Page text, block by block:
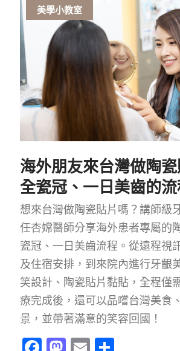
美學小教室
海外朋友來台灣做陶瓷
全瓷冠、一日美齒的
想來台灣做陶瓷貼片嗎？講師級
任杏嫦醫師分享海外患者專屬的
瓷冠、一日美齒流程。從遠程視
及住宿安排，到來院內進行牙齦
笑設計、陶瓷貼片黏貼，全程僅
療完成後，還可以品嚐台灣美食
景，並帶著滿意的笑容回國！